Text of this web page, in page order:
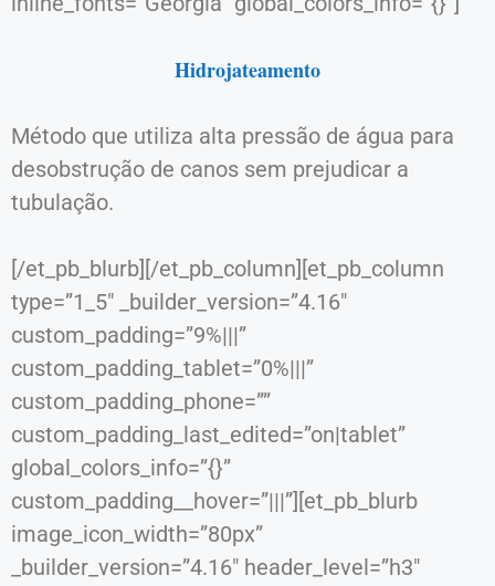
Hidrojateamento
Método que utiliza alta pressão de água para
desobstrução de canos sem prejudicar a
tubulação.
[/et_pb_blurb][/et_pb_column][et_pb_column
type=”1_5″ _builder_version=”4.16″
custom_padding=”9%|||”
custom_padding_tablet=”0%|||”
custom_padding_phone=””
custom_padding_last_edited=”on|tablet”
global_colors_info=”{}”
custom_padding__hover=”|||”][et_pb_blurb
image_icon_width=”80px”
_builder_version=”4.16″ header_level=”h3″